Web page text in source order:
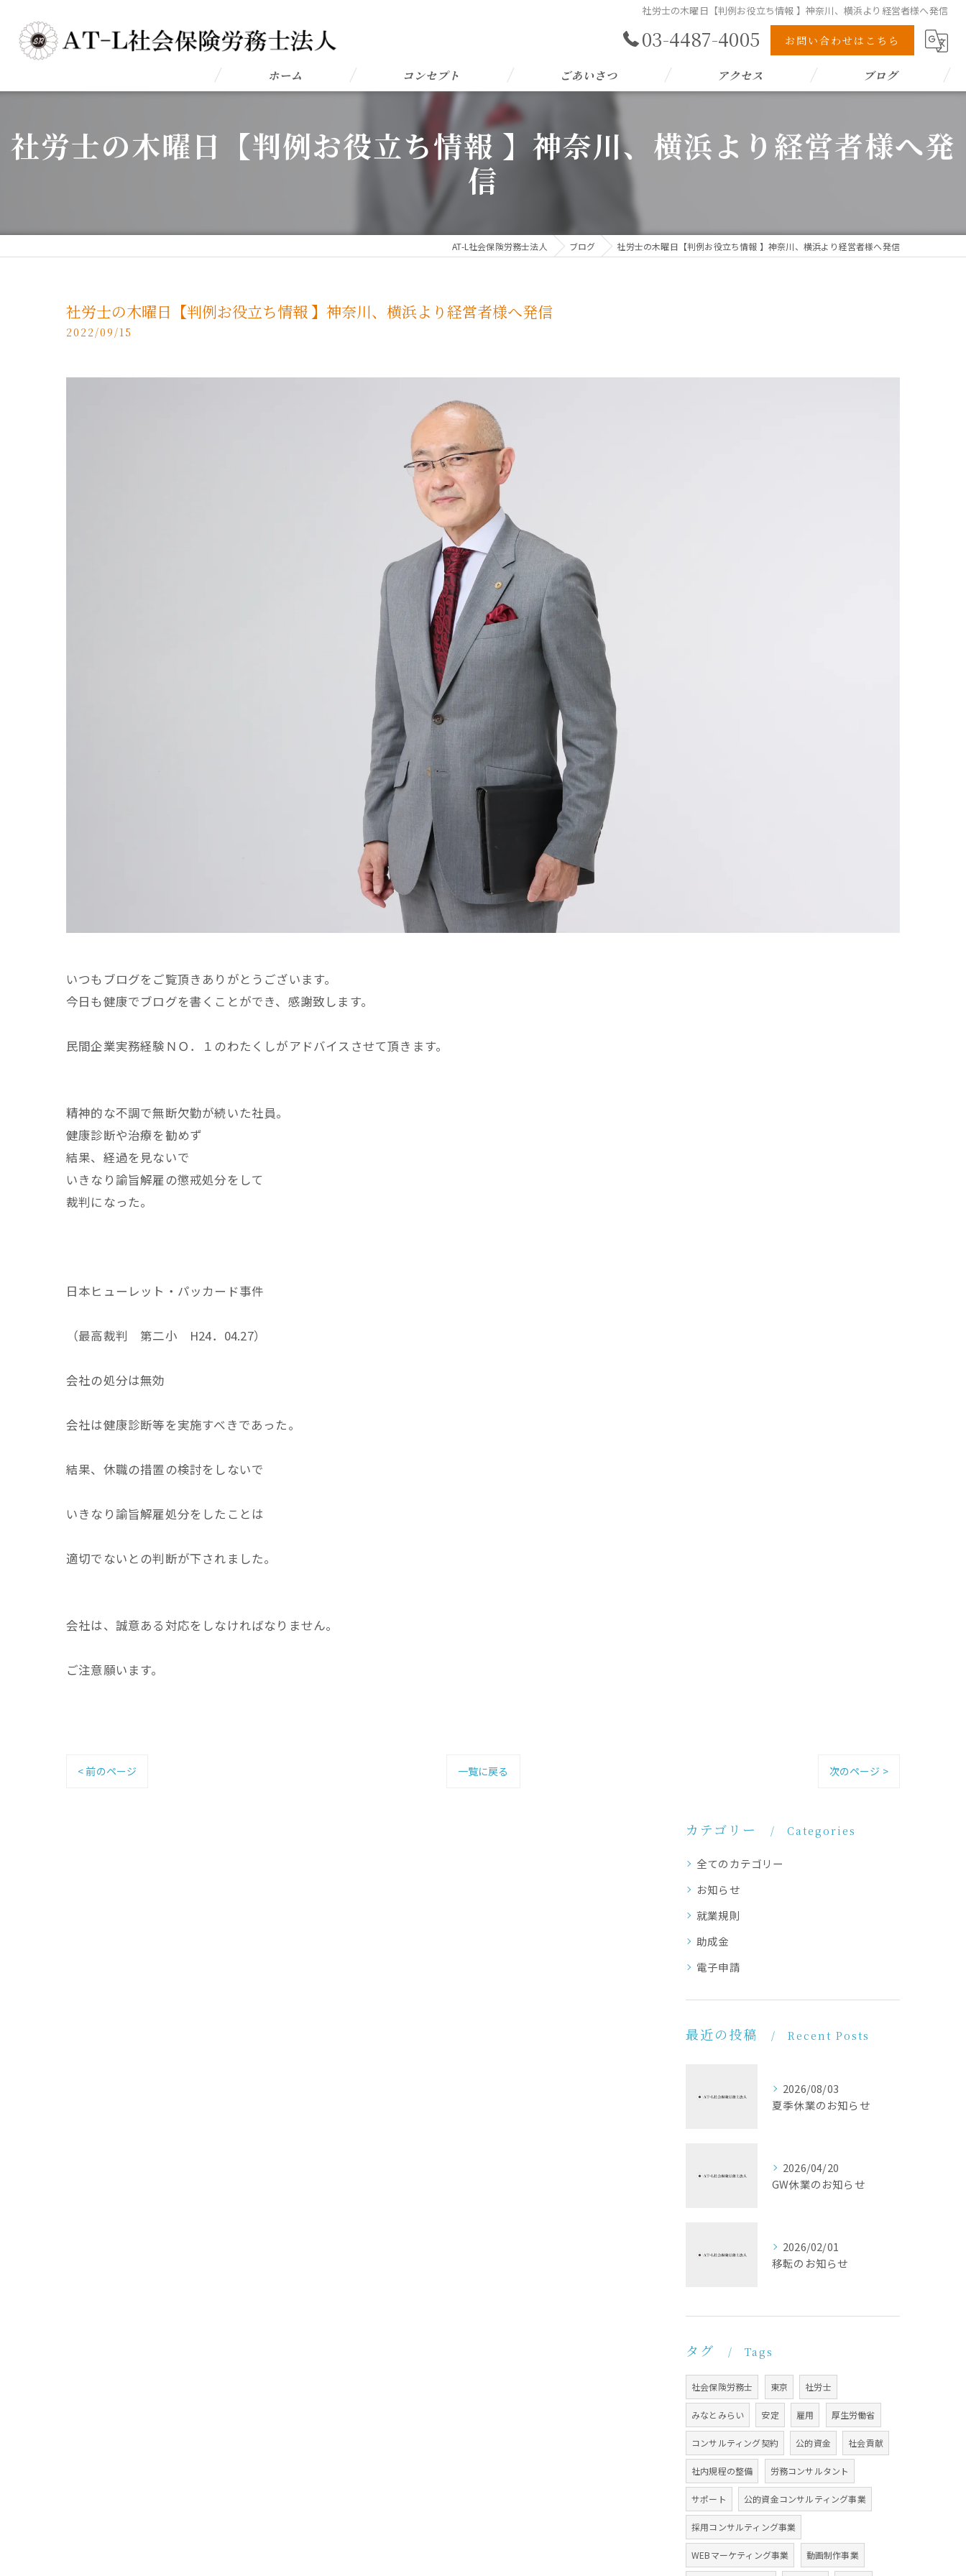
社労士の木曜日【判例お役立ち情報 】神奈川、横浜より経営者様へ発信
03-4487-4005 お問い合わせはこちら
ホーム コンセプト ごあいさつ アクセス ブログ
社労士の木曜日【判例お役立ち情報 】神奈川、横浜より経営者様へ発
信
AT-L社会保険労務士法人 ブログ 社労士の木曜日【判例お役立ち情報 】神奈川、横浜より経営者様へ発信
社労士の木曜日【判例お役立ち情報 】神奈川、横浜より経営者様へ発信
2022/09/15
いつもブログをご覧頂きありがとうございます。
今日も健康でブログを書くことができ、感謝致します。
民間企業実務経験ＮＯ．１のわたくしがアドバイスさせて頂きます。
精神的な不調で無断欠勤が続いた社員。
健康診断や治療を勧めず
結果、経過を見ないで
いきなり諭旨解雇の懲戒処分をして
裁判になった。
日本ヒューレット・パッカード事件
（最高裁判 第二小 H24．04.27）
会社の処分は無効
会社は健康診断等を実施すべきであった。
結果、休職の措置の検討をしないで
いきなり諭旨解雇処分をしたことは
適切でないとの判断が下されました。
会社は、誠意ある対応をしなければなりません。
ご注意願います。
< 前のページ 一覧に戻る 次のページ >
カテゴリー Categories
全てのカテゴリー
お知らせ
就業規則
助成金
電子申請
最近の投稿 Recent Posts
2026/08/03
夏季休業のお知らせ
2026/04/20
GW休業のお知らせ
2026/02/01
移転のお知らせ
タグ Tags
社会保険労務士 東京 社労士
みなとみらい 安定 雇用 厚生労働省
コンサルティング契約 公的資金 社会貢献
社内規程の整備 労務コンサルタント
サポート 公的資金コンサルティング事業
採用コンサルティング事業
WEBマーケティング事業 動画制作事業